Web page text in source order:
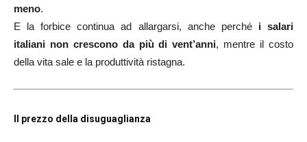
meno.
E la forbice continua ad allargarsi, anche perché i salari
italiani non crescono da più di vent’anni, mentre il costo
della vita sale e la produttività ristagna.
Il prezzo della disuguaglianza